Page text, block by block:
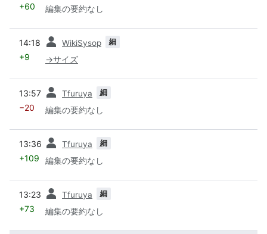
+60 編集の要約なし
14:18 WikiSysop 細
+9 →サイズ
13:57 Tfuruya 細
−20 編集の要約なし
13:36 Tfuruya 細
+109 編集の要約なし
13:23 Tfuruya 細
+73 編集の要約なし